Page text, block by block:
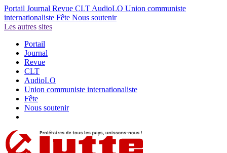
Portail Journal Revue CLT AudioLO Union communiste
internationaliste Fête Nous soutenir
Les autres sites
Portail
Journal
Revue
CLT
AudioLO
Union communiste internationaliste
Fête
Nous soutenir